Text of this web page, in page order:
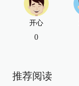
开心
0
推荐阅读